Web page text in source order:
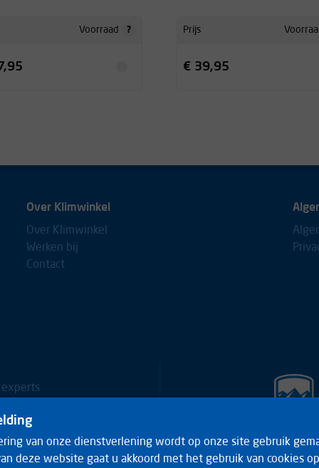
Voorraad ? Prijs
€ 39,95
Over Klimwinkel
Over Klimwinkel
Werken bij
Contact
van onze dienstverlening wordt op onze site gebruik
deze website gaat u akkoord met het gebruik van cookies